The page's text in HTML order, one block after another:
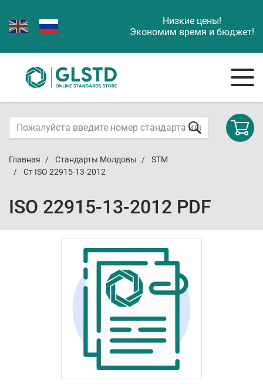
Низкие цены!
Экономим время и бюджет!
Главная Стандарты Молдовы
STM
Ст ISO 22915-13-2012
ISO 22915-13-2012 PDF